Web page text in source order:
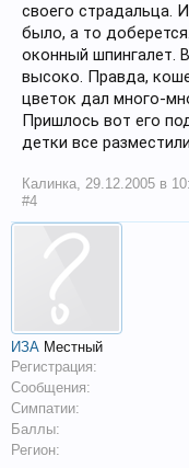
своего страдальца.
было, а то
оконный шпингалет.
высоко. Правда,
цветок дал много-
Пришлось вот его
детки все
Калинка, 29.12.2005 в
#4
ИЗА Местный
Регистрация:
Сообщения:
Симпатии:
Баллы:
Регион: